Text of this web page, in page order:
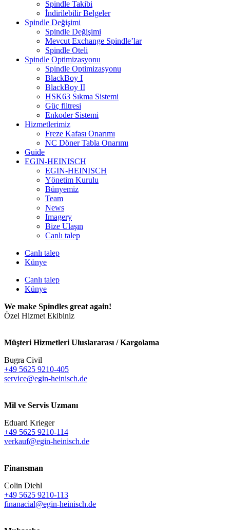
Spindle Takibi
İndirilebilir Belgeler
Spindle Değişimi
Spindle Değişimi
Mevcut Exchange Spindle’lar
Spindle Oteli
Spindle Optimizasyonu
Spindle Optimizasyonu
BlackBoy I
BlackBoy II
HSK63 Sıkma Sistemi
Güç filtresi
Enkoder Sistemi
Hizmetlerimiz
Freze Kafası Onarımı
NC Döner Tabla Onarımı
Guide
EGIN-HEINISCH
EGIN-HEINISCH
Yönetim Kurulu
Bünyemiz
Team
News
Imagery
Bize Ulaşın
Canlı talep
Canlı talep
Künye
Canlı talep
Künye
We make Spindles great again!
Özel Hizmet Ekibiniz
Müşteri Hizmetleri Uluslararası / Kargolama
Bugra Civil
+49 5625 9210-405
service@egin-heinisch.de
Mil ve Servis Uzmanı
Eduard Krieger
+49 5625 9210-114
verkauf@egin-heinisch.de
Finansman
Colin Diehl
+49 5625 9210-113
finanacial@egin-heinisch.de